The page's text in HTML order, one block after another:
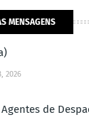
MENSAGENS
2026
Agentes de